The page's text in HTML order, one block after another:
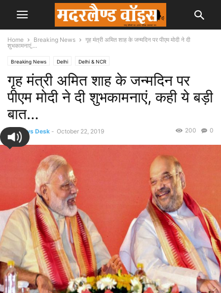
Home Breaking News
गृह मंत्री अमित शाह के जन्मदिन पर पीएम मोदी ने दी
शुभकामनाएं,...
Breaking News Delhi Delhi & NCR
गृह मंत्री अमित शाह के जन्मदिन पर
पीएम मोदी ने दी शुभकामनाएं, कही ये बड़ी
बात…
By News Desk - October 22, 2019 0
200